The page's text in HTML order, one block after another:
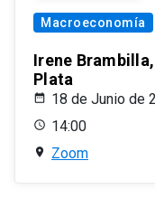
Macroeconomía
Irene
Plata
18 de Junio de
14:00
Zoom